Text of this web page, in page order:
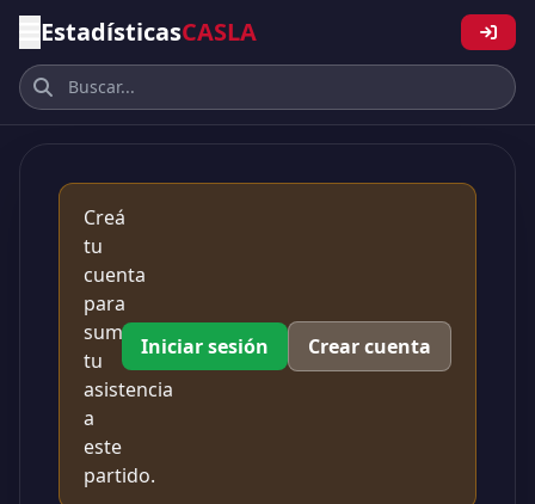
EstadísticasCASLA
Creá
tu
cuenta
para
sumar
tu
asistencia
a
este
partido.
Iniciar sesión Crear cuenta